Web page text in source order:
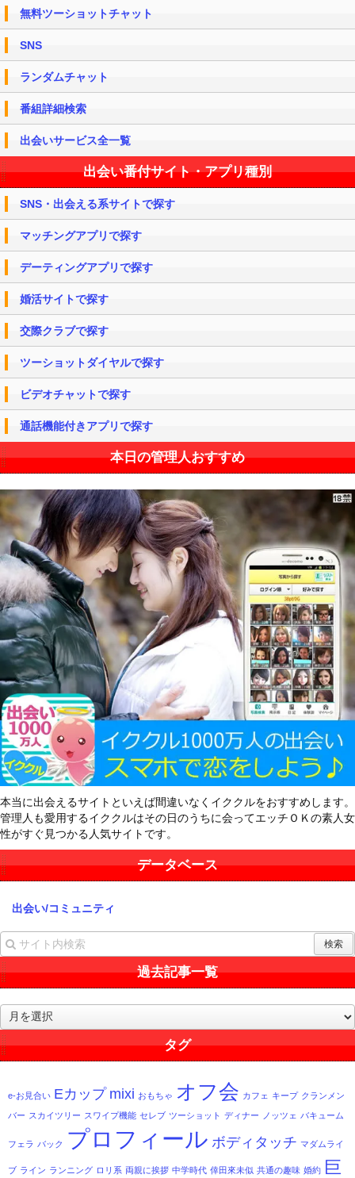
無料ツーショットチャット
SNS
ランダムチャット
番組詳細検索
出会いサービス全一覧
出会い番付サイト・アプリ種別
SNS・出会える系サイトで探す
マッチングアプリで探す
デーティングアプリで探す
婚活サイトで探す
交際クラブで探す
ツーショットダイヤルで探す
ビデオチャットで探す
通話機能付きアプリで探す
本日の管理人おすすめ
本当に出会えるサイトといえば間違いなくイククルをおすすめします。
管理人も愛用するイククルはその日のうちに会ってエッチＯＫの素人女
性がすぐ見つかる人気サイトです。
データベース
出会い/コミュニティ
過去記事一覧
去
記
事
タグ
e-お見合い Eカップ mixi おもちゃ オフ会 カフェ キープ クランメン
バー スカイツリー スワイプ機能 セレブ ツーショット ディナー ノッツェ バキューム
フェラ バック プロフィール ボディタッチ マダムライ
ブ ライン ランニング ロリ系 両親に挨拶 中学時代 倖田來未似 共通の趣味 婚約 巨